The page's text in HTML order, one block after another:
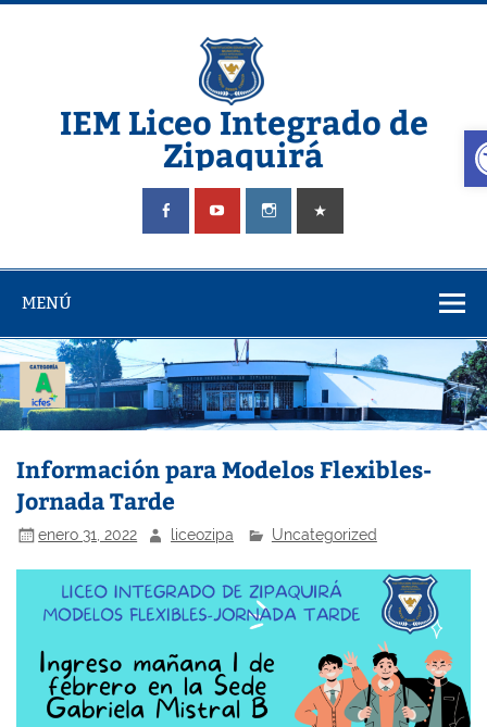
Saltar
IEM Liceo Integrado de
Zipaquirá
Pagina del Liceo Integrado Zipaquira
MENÚ
Información para Modelos Flexibles-
Jornada Tarde
enero 31, 2022 liceozipa Uncategorized